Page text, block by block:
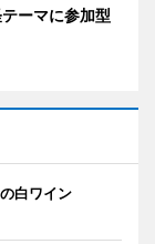
ーマに参加型
白ワイン